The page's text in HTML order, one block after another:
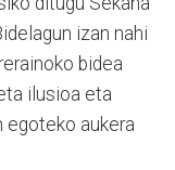
izan nahi
bidea
ilusioa eta
egoteko aukera